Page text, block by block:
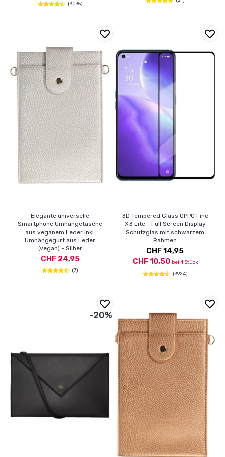
(3035)
Elegante universelle
Smartphone Umhängetasche
aus veganem Leder inkl.
Umhängegurt aus Leder
(vegan) - Silber
CHF 24,95
(7)
3D Tempered Glass OPPO Find
X3 Lite - Full Screen Display
Schutzglas mit schwarzem
Rahmen
CHF 14,95
CHF 10,50 bei 4 Stück
(3924)
-20%